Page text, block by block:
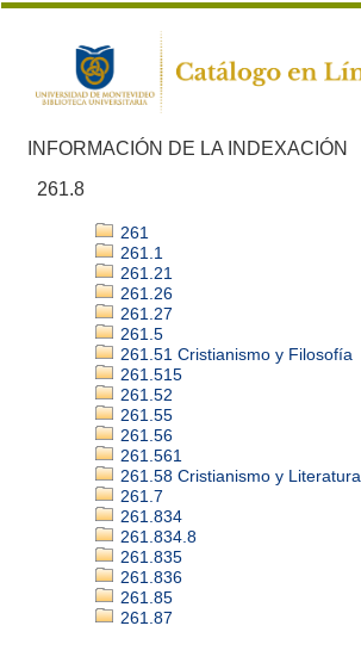
INFORMACIÓN DE LA INDEXACIÓN
261.8
261
261.1
261.21
261.26
261.27
261.5
261.51 Cristianismo y Filosofía
261.515
261.52
261.55
261.56
261.561
261.58 Cristianismo y Literatura
261.7
261.834
261.834.8
261.835
261.836
261.85
261.87